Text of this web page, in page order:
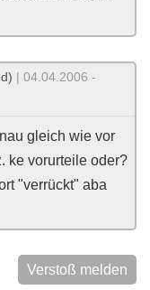
| 04.04.2006 -
gleich wie vor
ke vorurteile oder?
"verrückt" aba
Verstoß melden